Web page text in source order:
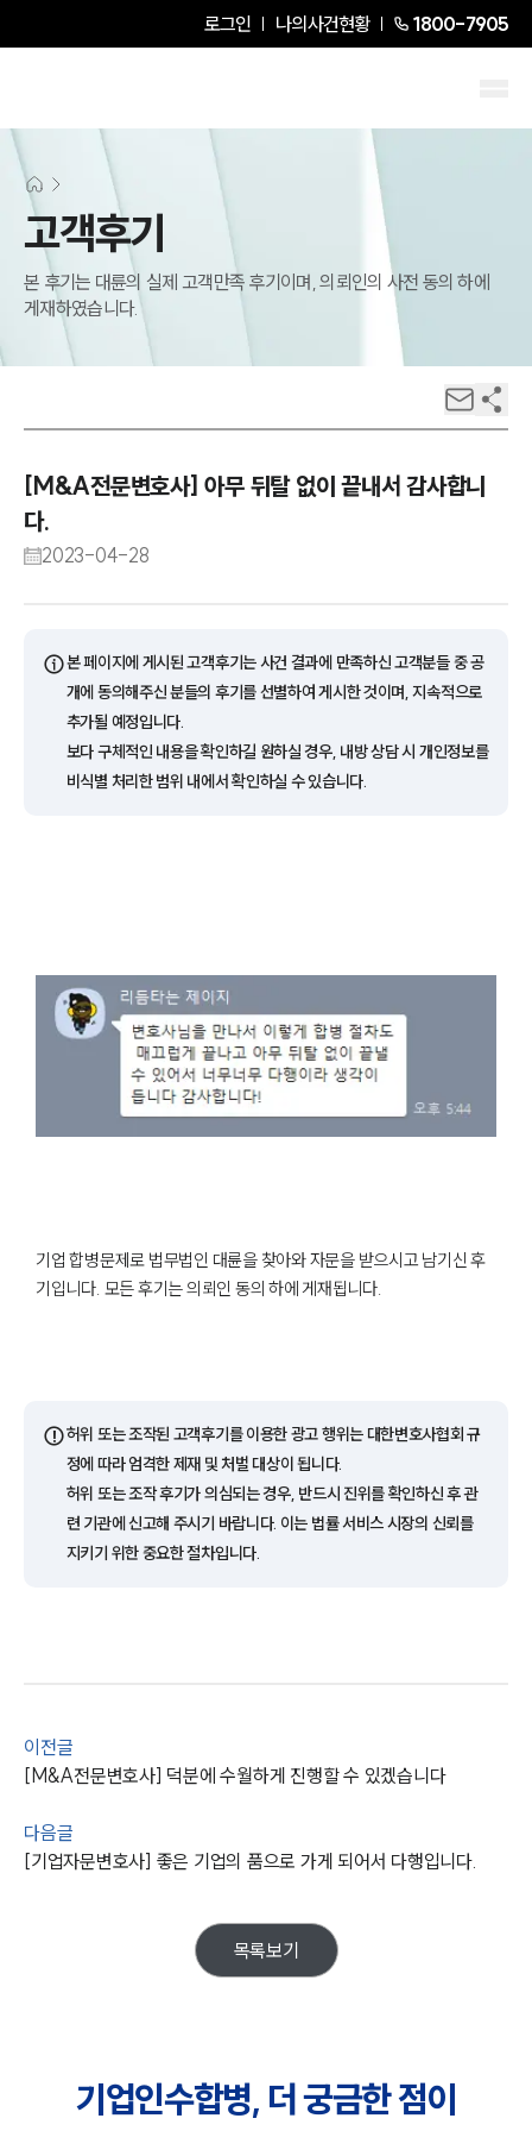
로그인 나의사건현황 1800-7905
센터소개
대륜의 강점
통합검색
AI대륜
고객후기
본 후기는 대륜의 실제 고객만족 후기이며, 의뢰인의 사전 동의 하에
게재하였습니다.
[M&A전문변호사] 아무 뒤탈 없이 끝내서 감사합니
다.
2023-04-28
ⓘ본 페이지에 게시된 고객후기는 사건 결과에 만족하신 고객분들 중 공
개에 동의해주신 분들의 후기를 선별하여 게시한 것이며, 지속적으로
추가될 예정입니다.
보다 구체적인 내용을 확인하길 원하실 경우, 내방 상담 시 개인정보를
비식별 처리한 범위 내에서 확인하실 수 있습니다.
기업 합병문제로 법무법인 대륜을 찾아와 자문을 받으시고 남기신 후
기입니다. 모든 후기는 의뢰인 동의 하에 게재됩니다.
⚠️허위 또는 조작된 고객후기를 이용한 광고 행위는 대한변호사협회 규
정에 따라 엄격한 제재 및 처벌 대상이 됩니다.
허위 또는 조작 후기가 의심되는 경우, 반드시 진위를 확인하신 후 관
련 기관에 신고해 주시기 바랍니다. 이는 법률 서비스 시장의 신뢰를
지키기 위한 중요한 절차입니다.
이전글
[M&A전문변호사] 덕분에 수월하게 진행할 수 있겠습니다
다음글
[기업자문변호사] 좋은 기업의 품으로 가게 되어서 다행입니다.
목록보기
기업인수합병, 더 궁금한 점이